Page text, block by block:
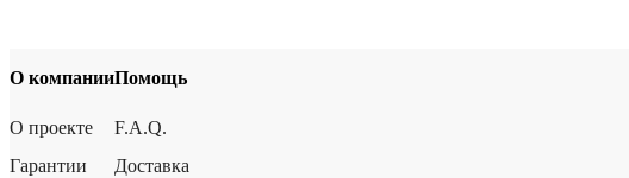
О компании
О проекте
Гарантии
Помощь
F.A.Q.
Доставка